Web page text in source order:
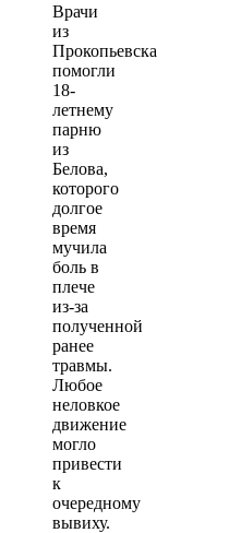
Врачи
из
Прокопьевска
помогли
18-
летнему
парню
из
Белова,
которого
долгое
время
мучила
боль в
плече
из-за
полученной
ранее
травмы.
Любое
неловкое
движение
могло
привести
к
очередному
вывиху.